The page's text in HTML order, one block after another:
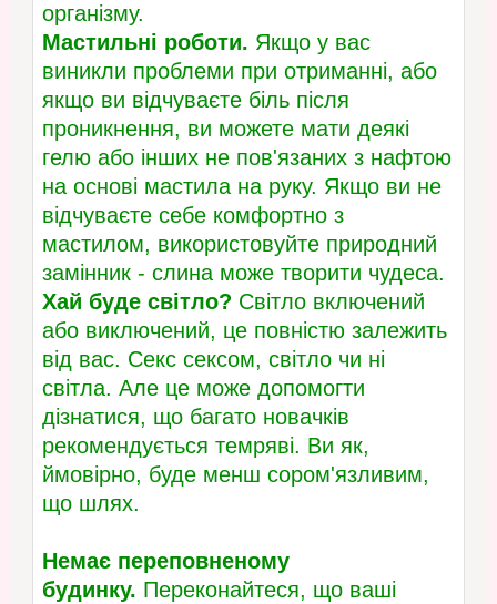
організму.
Мастильні роботи. Якщо у вас
виникли проблеми при отриманні, або
якщо ви відчуваєте біль після
проникнення, ви можете мати деякі
гелю або інших не пов'язаних з нафтою
на основі мастила на руку. Якщо ви не
відчуваєте себе комфортно з
мастилом, використовуйте природний
замінник - слина може творити чудеса.
Хай буде світло? Світло включений
або виключений, це повністю залежить
від вас. Секс сексом, світло чи ні
світла. Але це може допомогти
дізнатися, що багато новачків
рекомендується темряві. Ви як,
ймовірно, буде менш сором'язливим,
що шлях.
Немає переповненому
будинку. Переконайтеся, що ваші